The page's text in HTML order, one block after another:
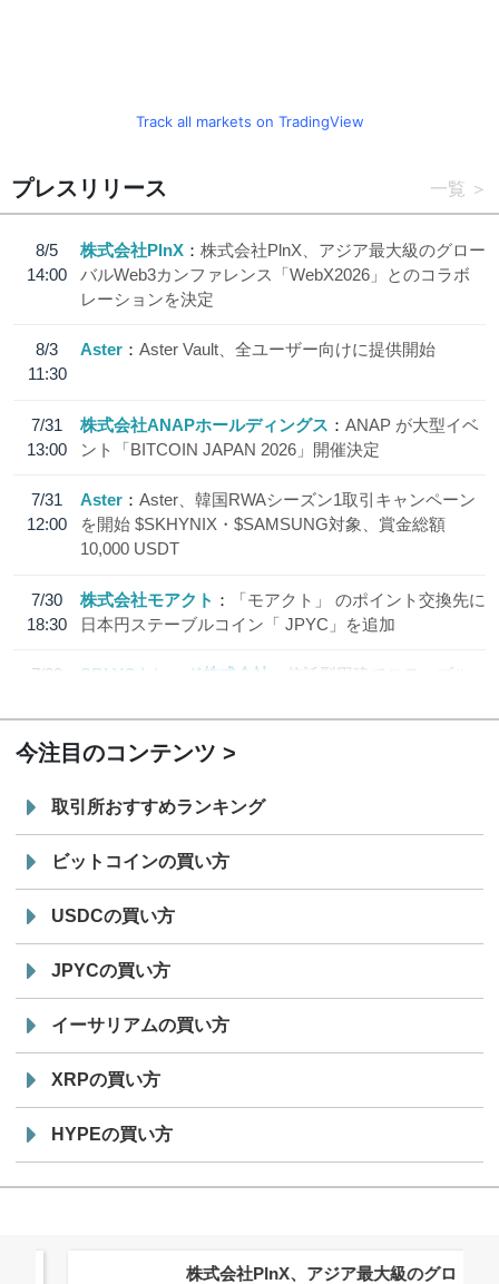
Track all markets on TradingView
プレスリリース 一覧
8/5
14:00
株式会社PlnX
株式会社PlnX、アジア最大級のグロー
バルWeb3カンファレンス「WebX2026」とのコラボ
レーションを決定
8/3
11:30
Aster Aster Vault、全ユーザー向けに提供開始
7/31
13:00
株式会社ANAPホールディングス
ANAP が大型イベ
ント「BITCOIN JAPAN 2026」開催決定
7/31
12:00
Aster
Aster、韓国RWAシーズン1取引キャンペーン
を開始 $SKHYNIX・$SAMSUNG対象、賞金総額
10,000 USDT
7/30
18:30
株式会社モアクト
「モアクト」 のポイント交換先に
日本円ステーブルコイン「 JPYC」を追加
7/29
SBI VCトレード株式会社
信託型円建てステーブル
今注目のコンテンツ
取引所おすすめランキング
ビットコインの買い方
USDCの買い方
JPYCの買い方
イーサリアムの買い方
XRPの買い方
HYPEの買い方
株式会社PlnX、アジア最大級のグロ